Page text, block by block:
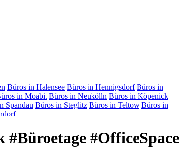
Büros in Halensee Büros in Hennigsdorf Büros in
in Moabit Büros in Neukölln Büros in Köpenick
Spandau Büros in Steglitz Büros in Teltow Büros in
#OfficeSpace